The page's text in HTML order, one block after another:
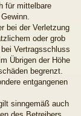
für mittelbare
bei der Verletzung
oder grob
Vertragsschluss
Übrigen der Höhe
begrenzt.
entgangenen
sinngemäß auch